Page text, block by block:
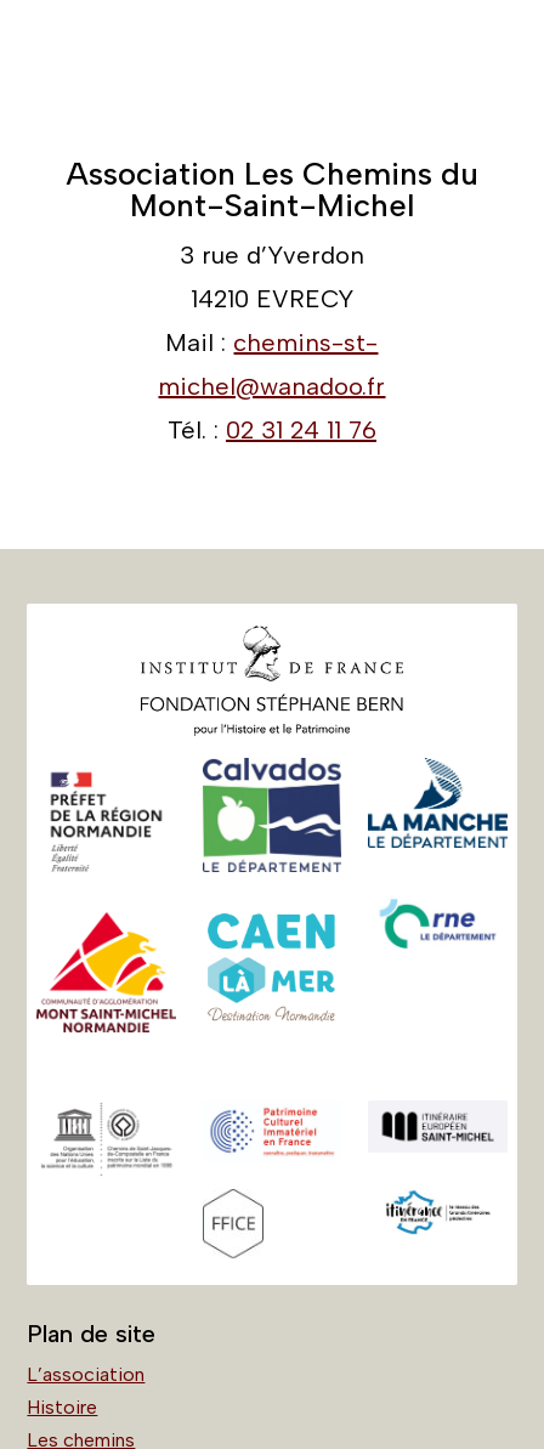
Association Les Chemins du
Mont-Saint-Michel
3 rue d’Yverdon
14210 EVRECY
Mail : chemins-st-
michel@wanadoo.fr
Tél. : 02 31 24 11 76
Plan de site
L’association
Histoire
Les chemins